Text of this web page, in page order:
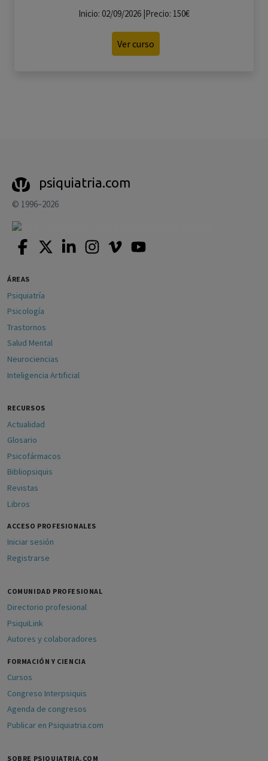
Inicio: 02/09/2026 |Precio: 150€
Ver curso
psiquiatria.com
© 1996–2026
ÁREAS
Psiquiatría
Psicología
Trastornos
Salud Mental
Neurociencias
Inteligencia Artificial
RECURSOS
Actualidad
Glosario
Psicofármacos
Bibliopsiquis
Revistas
Libros
ACCESO PROFESIONALES
Iniciar sesión
Registrarse
COMUNIDAD PROFESIONAL
Directorio profesional
PsiquiLink
Autores y colaboradores
FORMACIÓN Y CIENCIA
Cursos
Congreso Interpsiquis
Agenda de congresos
Publicar en Psiquiatria.com
SOBRE PSIQUIATRIA.COM